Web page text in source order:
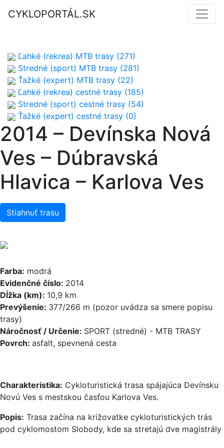
CYKLOPORTÁL.SK
Ľahké (rekrea) MTB trasy (271)
Stredné (sport) MTB trasy (281)
Ťažké (expert) MTB trasy (22)
Ľahké (rekrea) cestné trasy (185)
Stredné (sport) cestné trasy (54)
Ťažké (expert) cestné trasy (0)
2014 – Devínska Nová
Ves – Dúbravská
Hlavica – Karlova Ves
Stiahnuť trasu
Farba: modrá
Evidenčné číslo: 2014
Dĺžka (km): 10,9 km
Prevýšenie: 377/266 m (pozor uvádza sa smere popisu
trasy)
Náročnosť / Určenie: SPORT (stredné) - MTB TRASY
Povrch: asfalt, spevnená cesta
Charakteristika: Cykloturistická trasa spájajúca Devínsku
Novú Ves s mestskou časťou Karlova Ves.
Popis: Trasa začína na križovatke cykloturistických trás
pod cyklomostom Slobody, kde sa stretajú dve magistrály